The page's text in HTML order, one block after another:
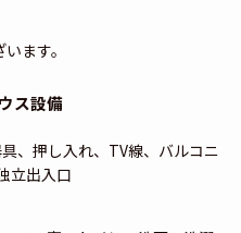
ます。
ス設備
、押し入れ、TV線、バルコニ
立出入口